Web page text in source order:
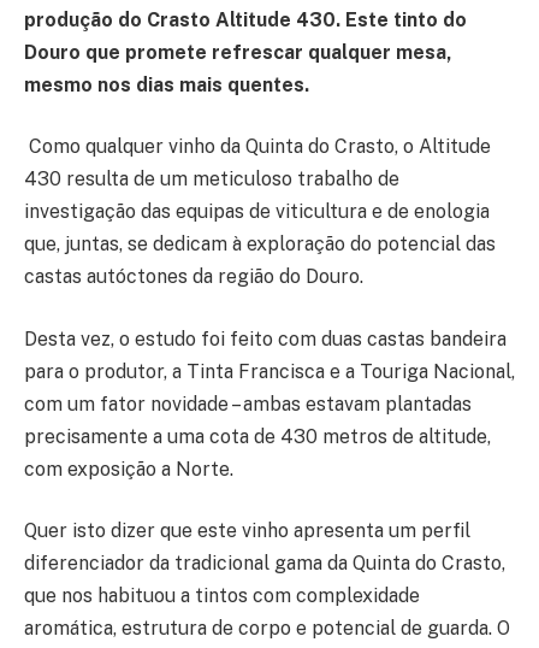
produção do Crasto Altitude 430. Este tinto do
Douro que promete refrescar qualquer mesa,
mesmo nos dias mais quentes.
Como qualquer vinho da Quinta do Crasto, o Altitude
430 resulta de um meticuloso trabalho de
investigação das equipas de viticultura e de enologia
que, juntas, se dedicam à exploração do potencial das
castas autóctones da região do Douro.
Desta vez, o estudo foi feito com duas castas bandeira
para o produtor, a Tinta Francisca e a Touriga Nacional,
com um fator novidade – ambas estavam plantadas
precisamente a uma cota de 430 metros de altitude,
com exposição a Norte.
Quer isto dizer que este vinho apresenta um perfil
diferenciador da tradicional gama da Quinta do Crasto,
que nos habituou a tintos com complexidade
aromática, estrutura de corpo e potencial de guarda. O